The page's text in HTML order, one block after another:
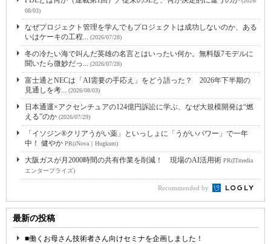
08/03)
なぜプロジェクト管理を学んでもプロジェクトは成功しないのか、ある
いはケーキの工程... (2026/07/28)
冬の冷たい海で叫んだ英雄の名言とはいったい何か。無料版7モデルに
聞いたら微妙だっ... (2026/07/28)
富士通とNECは「AI需要の手応え」をどう語った？ 2026年下半期の
見通しを考... (2026/08/03)
日本通運×アクセンチュアの124億円訴訟に学ぶ、なぜ大規模開発は“燃
える”のか (2026/07/29)
「イソジン®クリアうがい薬」といっしょに「うがいパワー」で一年
中！ 健やか PR(iNova｜Hugkum)
大阪ガスが月2000時間の共有作業を削減！ 現場のAI活用術 PR(ITmedia
エンタープライズ)
Recommended by
最新の投稿
■働くお母さん技術者さん向けセミナを企画しました！